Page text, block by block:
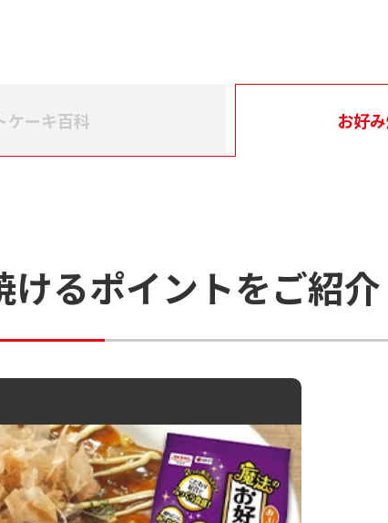
ケーキ百科 お好
るポイントをご紹介